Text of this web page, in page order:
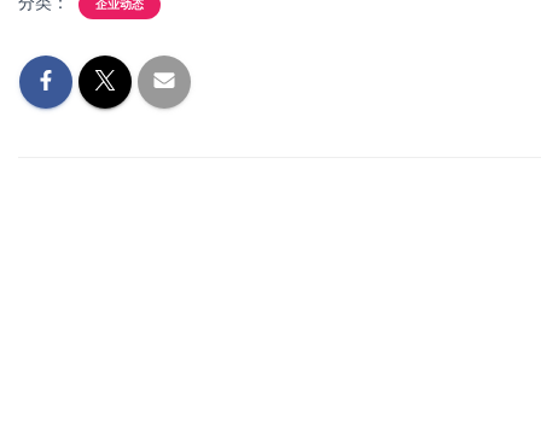
企业动态